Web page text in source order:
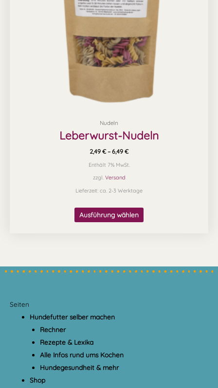
Nudeln
Leberwurst-Nudeln
2,49 € – 6,49 €
Enthält 7% MwSt.
zzgl. Versand
Lieferzeit: ca. 2-3 Werktage
Ausführung wählen
Optionen
können
auf
der
Produktseite
gewählt
werden
Seiten
Hundefutter selber machen
Rechner
Rezepte & Lexika
Alle Infos rund ums Kochen
Hundegesundheit & mehr
Shop